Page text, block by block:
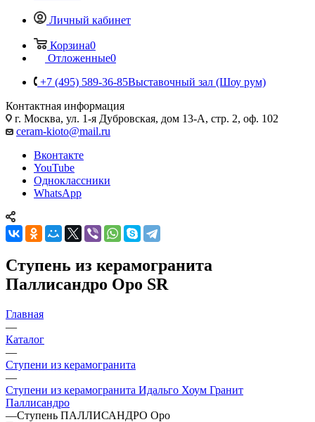
Личный кабинет
Корзина0
Отложенные0
+7 (495) 589-36-85Выставочный зал (Шоу рум)
Контактная информация
г. Москва, ул. 1-я Дубровская, дом 13-А, стр. 2, оф. 102
ceram-kioto@mail.ru
Вконтакте
YouTube
Одноклассники
WhatsApp
Ступень из керамогранита
Паллисандро Оро SR
Главная
—
Каталог
—
Ступени из керамогранита
—
Ступени из керамогранита Идальго Хоум Гранит
Паллисандро
—Ступень ПАЛЛИСАНДРО Оро